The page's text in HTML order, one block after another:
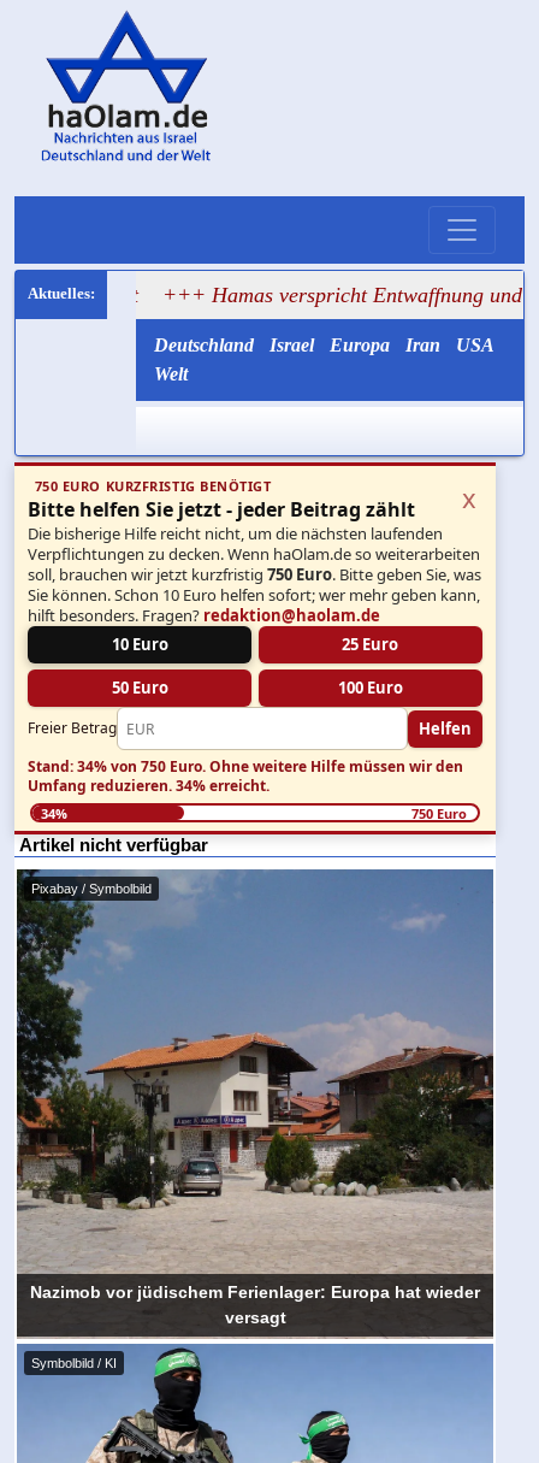
+++ Hamas verspricht Entwaffnung und ruft zugleich
Deutschland Israel Europa Iran
USA
Welt
750 EURO KURZFRISTIG BENÖTIGT
Bitte helfen Sie jetzt - jeder Beitrag zählt
Die bisherige Hilfe reicht nicht, um die nächsten laufenden
Verpflichtungen zu decken. Wenn haOlam.de so weiterarbeiten
soll, brauchen wir jetzt kurzfristig750 Euro. Bitte geben Sie, was
Sie können. Schon 10 Euro helfen sofort; wer mehr geben kann,
hilft besonders. Fragen? redaktion@haolam.de
10 Euro
25 Euro
50 Euro 100 Euro
Freier Betrag Helfen
x
Stand: 34% von 750 Euro.Ohne weitere Hilfe müssen wir den
Umfang reduzieren.34% erreicht.
34% 750 Euro
Artikel nicht verfügbar
Pixabay / Symbolbild
Nazimob vor jüdischem Ferienlager: Europa hat wieder
versagt
Symbolbild / KI